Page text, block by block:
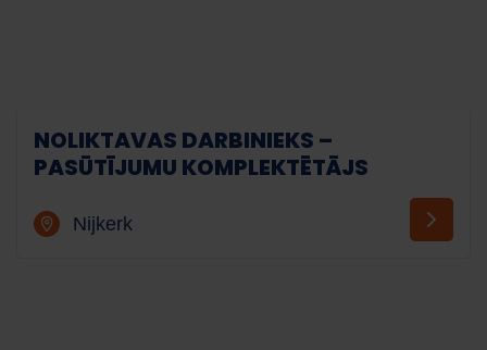
NOLIKTAVAS DARBINIEKS –
PASŪTĪJUMU KOMPLEKTĒTĀJS
Nijkerk